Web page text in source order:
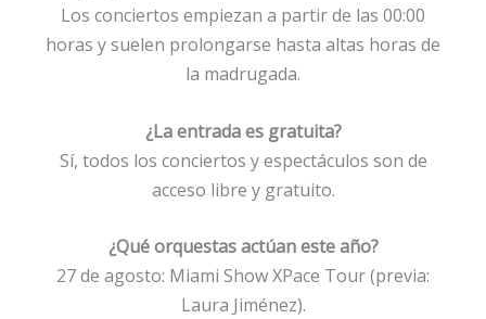
Los conciertos empiezan a partir de las 00:00
horas y suelen prolongarse hasta altas horas de
la madrugada.
¿La entrada es gratuita?
Sí, todos los conciertos y espectáculos son de
acceso libre y gratuito.
¿Qué orquestas actúan este año?
27 de agosto: Miami Show XPace Tour (previa:
Laura Jiménez).